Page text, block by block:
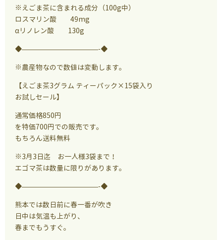
※えごま茶に含まれる成分（100g中）
ロスマリン酸 49mg
αリノレン酸 130g
◆———————————-◆
※農産物なので数値は変動します。
【えごま茶3グラム ティーパック×15袋入り
お試しセール】
通常価格850円
を特価700円での販売です。
もちろん送料無料
※3月3日迄 お一人様3袋まで！
エゴマ茶は数量に限りがあります。
◆———————————-◆
熊本では数日前に春一番が吹き
日中は気温も上がり、
春までもうすぐ。